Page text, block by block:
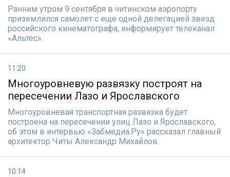
Ранним утром 9 сентября в читинском аэропорту
приземлился самолет с еще одной делегацией звезд
российского кинематографа, информирует телеканал
«Альтес».
11:20
Многоуровневую развязку построят на
пересечении Лазо и Ярославского
Многоуровневая транспортная развязка будет
построена на пересечении улиц Лазо и Ярославского,
об этом в интервью «Забмедиа.Ру» рассказал главный
архитектор Читы Александр Михайлов.
10:14